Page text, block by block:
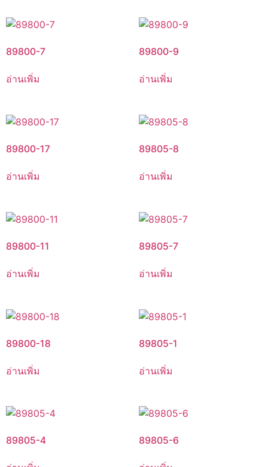
89800-7
อ่านเพิ่ม
89800-9
อ่านเพิ่ม
89800-17
อ่านเพิ่ม
89805-8
อ่านเพิ่ม
89800-11
อ่านเพิ่ม
89805-7
อ่านเพิ่ม
89800-18
อ่านเพิ่ม
89805-1
อ่านเพิ่ม
89805-4 89805-6